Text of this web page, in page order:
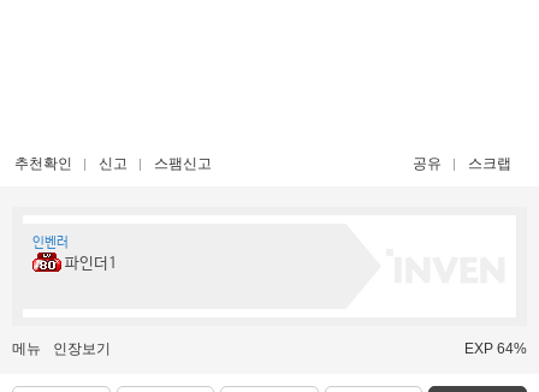
추천확인 신고 스팸신고 공유 스크랩
인벤러
파인더1
메뉴 인장보기 EXP 64%